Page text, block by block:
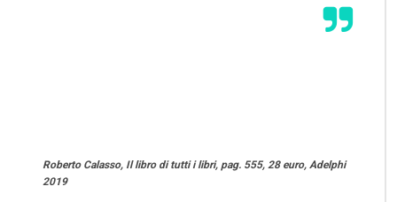
Roberto Calasso, Il libro di tutti i libri, pag. 555, 28 euro, Adelphi
2019